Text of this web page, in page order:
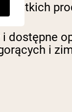
dostępne
i